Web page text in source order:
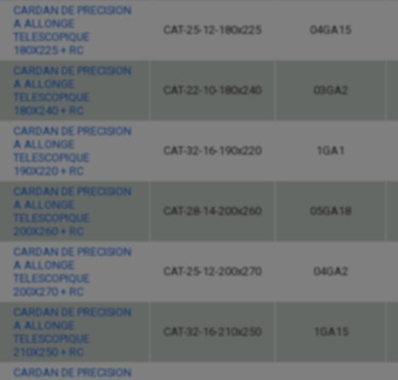
CARDAN DE PRECISION
A ALLONGE
TELESCOPIQUE
180X225 + RC
CAT-25-12-180x225 04GA15
CARDAN DE PRECISION
A ALLONGE
TELESCOPIQUE
180X240 + RC
CAT-22-10-180x240 03GA2
CARDAN DE PRECISION
A ALLONGE
TELESCOPIQUE
190X220 + RC
CAT-32-16-190x220 1GA1
CARDAN DE PRECISION
A ALLONGE
TELESCOPIQUE
200X260 + RC
CAT-28-14-200x260 05GA18
CARDAN DE PRECISION
A ALLONGE
TELESCOPIQUE
200X270 + RC
CAT-25-12-200x270 04GA2
CARDAN DE PRECISION
A ALLONGE
TELESCOPIQUE
210X250 + RC
CAT-32-16-210x250 1GA15
CARDAN DE PRECISION